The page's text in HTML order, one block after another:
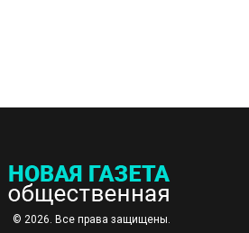
© 2026. Все права защищены.